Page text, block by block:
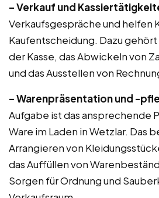
– Verkauf und
Verkaufsgespräche und helfen
Kaufentscheidung. Dazu
der Kasse, das Abwickeln von
und das Ausstellen von
– Warenpräsentation und -
Aufgabe ist das ansprechende
Ware im Laden in Wetzlar. Das
Arrangieren von
das Auffüllen von
Sorgen für Ordnung und